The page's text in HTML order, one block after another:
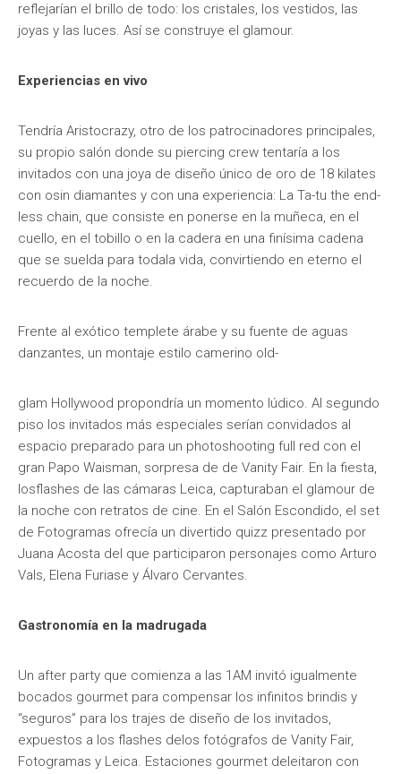
reflejarían el brillo de todo: los cristales, los vestidos, las
joyas y las luces. Así se construye el glamour.
Experiencias en vivo
Tendría Aristocrazy, otro de los patrocinadores principales,
su propio salón donde su piercing crew tentaría a los
invitados con una joya de diseño único de oro de 18 kilates
con osin diamantes y con una experiencia: La Ta-tu the end-
less chain, que consiste en ponerse en la muñeca, en el
cuello, en el tobillo o en la cadera en una finísima cadena
que se suelda para todala vida, convirtiendo en eterno el
recuerdo de la noche.
Frente al exótico templete árabe y su fuente de aguas
danzantes, un montaje estilo camerino old-
glam Hollywood propondría un momento lúdico. Al segundo
piso los invitados más especiales serían convidados al
espacio preparado para un photoshooting full red con el
gran Papo Waisman, sorpresa de de Vanity Fair. En la fiesta,
losflashes de las cámaras Leica, capturaban el glamour de
la noche con retratos de cine. En el Salón Escondido, el set
de Fotogramas ofrecía un divertido quizz presentado por
Juana Acosta del que participaron personajes como Arturo
Vals, Elena Furiase y Álvaro Cervantes.
Gastronomía en la madrugada
Un after party que comienza a las 1AM invitó igualmente
bocados gourmet para compensar los infinitos brindis y
“seguros” para los trajes de diseño de los invitados,
expuestos a los flashes delos fotógrafos de Vanity Fair,
Fotogramas y Leica. Estaciones gourmet deleitaron con